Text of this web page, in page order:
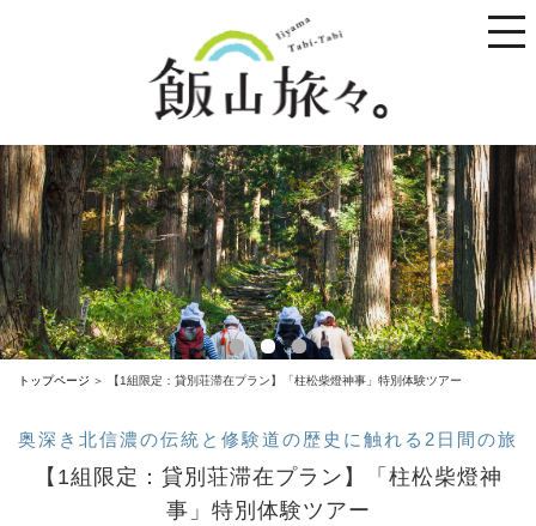
toggle
トップページ 【1組限定：貸別荘滞在プラン】「柱松柴燈神事」特別体験ツアー
奥深き北信濃の伝統と修験道の歴史に触れる2日間の旅
【1組限定：貸別荘滞在プラン】「柱松柴燈神
事」特別体験ツアー